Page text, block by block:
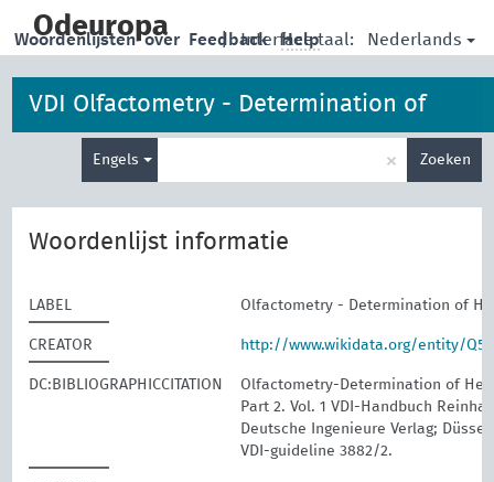
main
Odeuropa | Interface taal: Nederlands
Woordenlijsten over Feedback Help
VDI Olfactometry - Determination of
Hedonic Odour Tone
Engels × Zoeken
Woordenlijst informatie
LABEL Olfactometry - Determination of
CREATOR http://www.wikidata.org/entity/
DC:BIBLIOGRAPHICCITATION
Olfactometry-Determination of
Part 2. Vol. 1 VDI-Handbuch
Deutsche Ingenieure Verlag;
VDI-guideline 3882/2.